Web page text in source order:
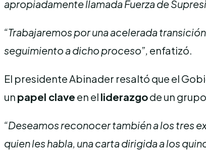
apropiadamente llamada Fuerza de
“Trabajaremos por una acelerada
seguimiento a dicho proceso”, enfatizó.
El presidente Abinader resaltó que el
un papel clave en el liderazgode un
“Deseamos reconocer también a los tres
quien les habla, una carta dirigida a los